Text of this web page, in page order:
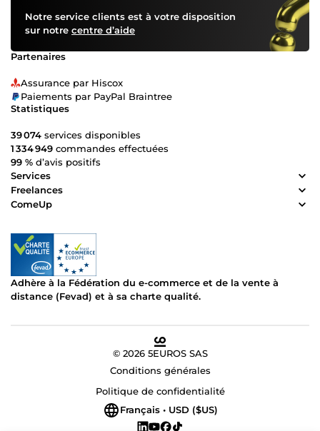
Notre service clients est à votre disposition
sur notre centre d’aide
Partenaires
Assurance par Hiscox
Paiements par PayPal Braintree
Statistiques
39 074 services disponibles
1 334 949 commandes effectuées
99 % d’avis positifs
Services
Freelances
ComeUp
Adhère à la Fédération du e-commerce et de la vente à
distance (Fevad) et à sa charte qualité.
© 2026 5EUROS SAS
Conditions générales
Politique de confidentialité
Français • USD ($US)